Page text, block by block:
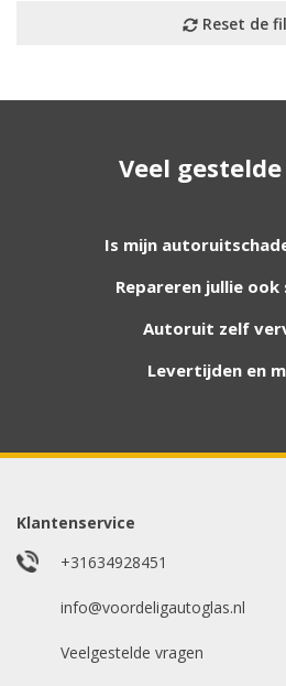
verder!
Wij zijn continu bezig met
ruit er niet tussen? Grote
hebben. Vul het formulier in
whatsappje met foto van
Uw merk auto
Bouwjaar
Veel
Is mijn
Repareren jullie
Autoruit zelf
Levertijden en
Klantenservice
+31634928451
info@voordeligautoglas.nl
Veelgestelde vragen